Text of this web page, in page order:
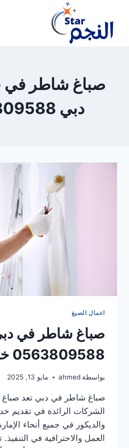
المحتوى
صباغ شاطر في
دبي 0563809588
اعمال الصبغ
صباغ شاطر في
0563809588 خصم 30%
بواسطة ahmed مايو 13, 2025
صباغ شاطر في دبي تعد
الشركات الرائدة في تقديم
والديكور في جميع أنحاء
العمل والاحترافية في